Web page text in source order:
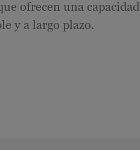
ofrecen una capacidad
y a largo plazo.